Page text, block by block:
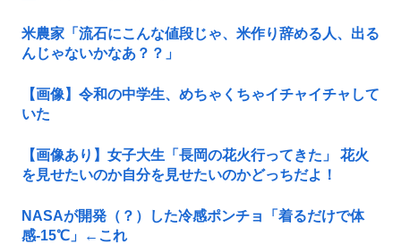
米農家「流石にこんな値段じゃ、米作り辞める人、出る
んじゃないかなあ？？」
【画像】令和の中学生、めちゃくちゃイチャイチャして
いた
【画像あり】女子大生「長岡の花火行ってきた」 花火
を見せたいのか自分を見せたいのかどっちだよ！
NASAが開発（？）した冷感ポンチョ「着るだけで体
感-15℃」←これ